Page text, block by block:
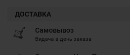
ДОСТАВКА
Самовывоз
Видача в день заказа